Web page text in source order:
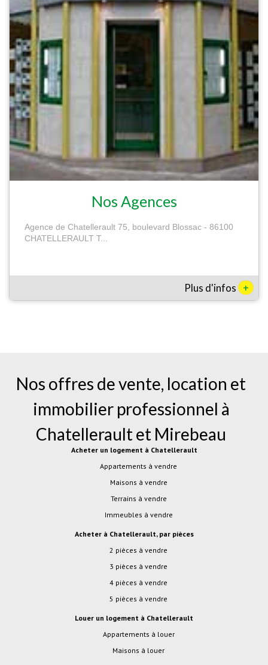
Nos Agences
Agence de Chatellerault 75, boulevard Blossac - 86100
CHATELLERAULT T...
Plus d'infos +
Nos offres de vente, location et
immobilier professionnel à
Chatellerault et Mirebeau
Acheter un logement à Chatellerault
Appartements à vendre
Maisons à vendre
Terrains à vendre
Immeubles à vendre
Acheter à Chatellerault, par pièces
2 pièces à vendre
3 pièces à vendre
4 pièces à vendre
5 pièces à vendre
Louer un logement à Chatellerault
Appartements à louer
Maisons à louer